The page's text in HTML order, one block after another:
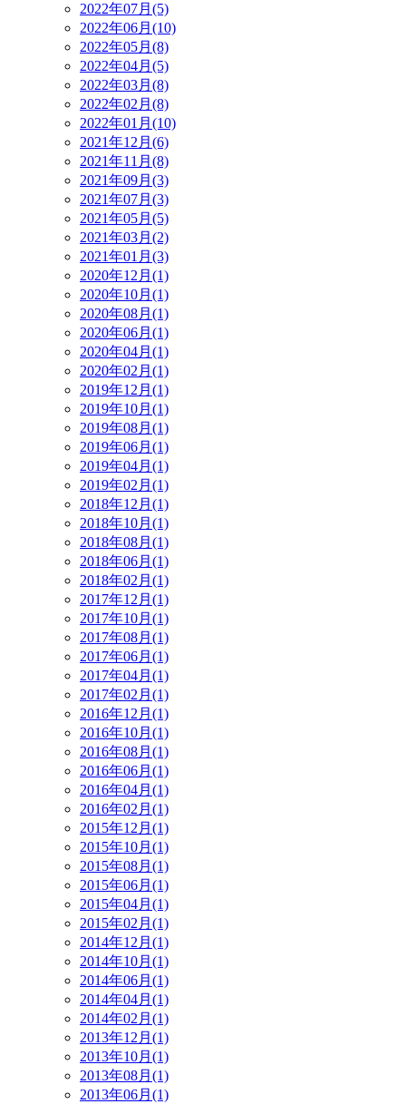
2022年07月(5)
2022年06月(10)
2022年05月(8)
2022年04月(5)
2022年03月(8)
2022年02月(8)
2022年01月(10)
2021年12月(6)
2021年11月(8)
2021年09月(3)
2021年07月(3)
2021年05月(5)
2021年03月(2)
2021年01月(3)
2020年12月(1)
2020年10月(1)
2020年08月(1)
2020年06月(1)
2020年04月(1)
2020年02月(1)
2019年12月(1)
2019年10月(1)
2019年08月(1)
2019年06月(1)
2019年04月(1)
2019年02月(1)
2018年12月(1)
2018年10月(1)
2018年08月(1)
2018年06月(1)
2018年02月(1)
2017年12月(1)
2017年10月(1)
2017年08月(1)
2017年06月(1)
2017年04月(1)
2017年02月(1)
2016年12月(1)
2016年10月(1)
2016年08月(1)
2016年06月(1)
2016年04月(1)
2016年02月(1)
2015年12月(1)
2015年10月(1)
2015年08月(1)
2015年06月(1)
2015年04月(1)
2015年02月(1)
2014年12月(1)
2014年10月(1)
2014年06月(1)
2014年04月(1)
2014年02月(1)
2013年12月(1)
2013年10月(1)
2013年08月(1)
2013年06月(1)